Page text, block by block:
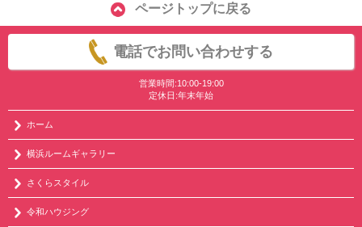
ページトップに戻る
電話でお問い合わせする
営業時間:10:00-19:00
定休日:年末年始
ホーム
横浜ルームギャラリー
さくらスタイル
令和ハウジング